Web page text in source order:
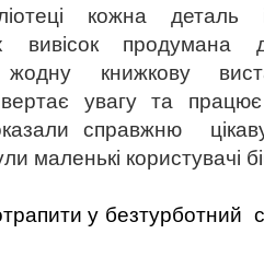
кожна деталь
вивісок продумана
книжкову
увагу та
справжню
маленькі користувачі
у безтурботний